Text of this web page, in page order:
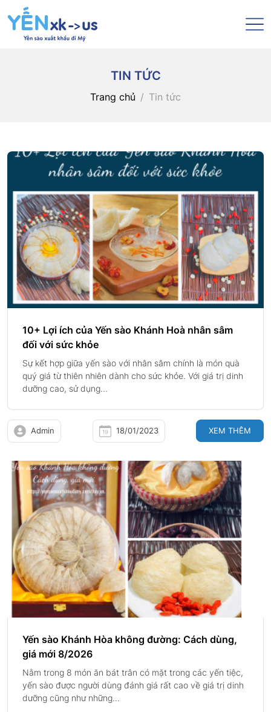
TIN TỨC
Trang chủ Tin tức
10+ Lợi ích của Yến sào Khánh Hoà nhân sâm
đối với sức khỏe
Sự kết hợp giữa yến sào với nhân sâm chính là món quà
quý giá từ thiên nhiên dành cho sức khỏe. Với giá trị dinh
dưỡng cao, sử dụng...
Admin 18/01/2023 XEM THÊM
Yến sào Khánh Hòa không đường: Cách dùng,
giá mới 8/2026
Nằm trong 8 món ăn bát trân có mặt trong các yến tiệc,
yến sào được người dùng đánh giá rất cao về giá trị dinh
dưỡng cũng như những...